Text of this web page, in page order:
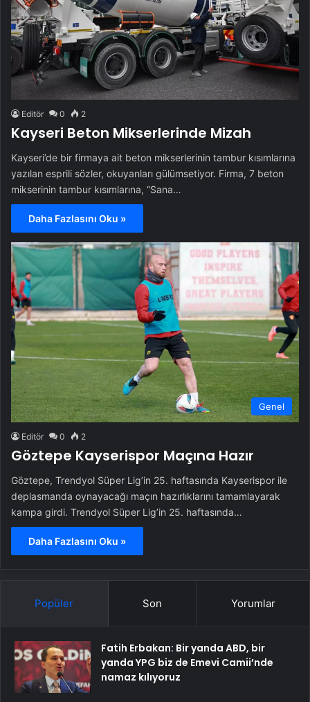
Editör 0 2
Kayseri Beton Mikserlerinde Mizah
Kayseri’de bir firmaya ait beton mikserlerinin tambur kısımlarına
yazılan esprili sözler, okuyanları gülümsetiyor. Firma, 7 beton
mikserinin tambur kısımlarına, “Sana…
Daha Fazlasını Oku »
Genel
Editör 0 2
Göztepe Kayserispor Maçına Hazır
Göztepe, Trendyol Süper Lig’in 25. haftasında Kayserispor ile
deplasmanda oynayacağı maçın hazırlıklarını tamamlayarak
kampa girdi. Trendyol Süper Lig’in 25. haftasında…
Daha Fazlasını Oku »
Popüler Son Yorumlar
Fatih Erbakan: Bir yanda ABD, bir
yanda YPG biz de Emevi Camii’nde
namaz kılıyoruz